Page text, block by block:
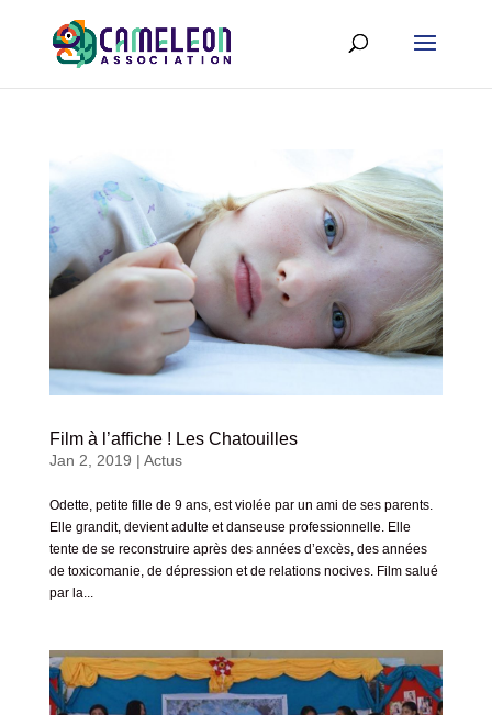
Film à l’affiche ! Les Chatouilles
Jan 2, 2019 | Actus
Odette, petite fille de 9 ans, est violée par un ami de ses parents.
Elle grandit, devient adulte et danseuse professionnelle. Elle
tente de se reconstruire après des années d’excès, des années
de toxicomanie, de dépression et de relations nocives. Film salué
par la...